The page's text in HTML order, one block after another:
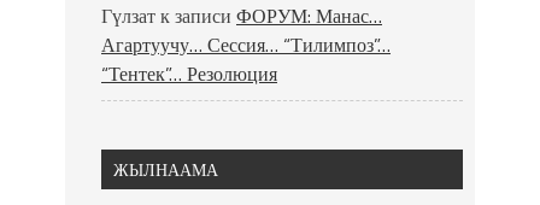
Гүлзатк записи ФОРУМ: Манас…
Агартуучу… Сессия… “Тилимпоз”…
“Тентек”… Резолюция
ЖЫЛНААМА